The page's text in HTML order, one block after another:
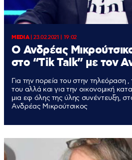
MEDIA|23.02.2021 | 19:02
Ο Ανδρέας
στο “Tik Talk” με τον
Για την πορεία του στην τηλεόραση ,
του αλλά και για την οικονομική
μια εφ όλης της ύλης συνέντευξη,
Ανδρέας Μικρούτσικος